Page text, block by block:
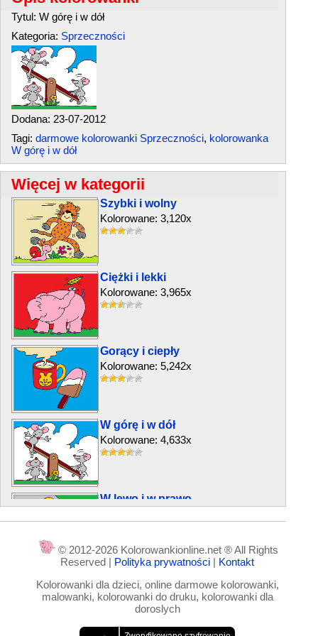
Tytul: W górę i w dół
Kategoria: Sprzeczności
Dodana: 23-07-2012
Tagi: darmowe kolorowanki Sprzeczności, kolorowanka
W górę i w dół
Więcej w kategorii
Szybki i wolny
Kolorowane: 3,120x
Ciężki i lekki
Kolorowane: 3,965x
Gorący i ciepły
Kolorowane: 5,242x
W górę i w dół
Kolorowane: 4,633x
W lewo i w prawo
Kolorowane: 3,483x
© 2012-2026 Kolorowankionline.net ® All Rights
Reserved | Polityka prywatności | Kontakt
Kolorowanki dla dzieci, online darmowe kolorowanki,
malowanki, kolorowanki do druku, kolorowanki dla
doroslych